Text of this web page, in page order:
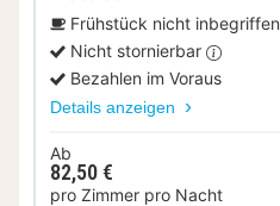
Frühstück nicht inbegriffen
Nicht stornierbar
Bezahlen im Voraus
Details anzeigen
Ab
82,50 €
pro Zimmer pro Nacht